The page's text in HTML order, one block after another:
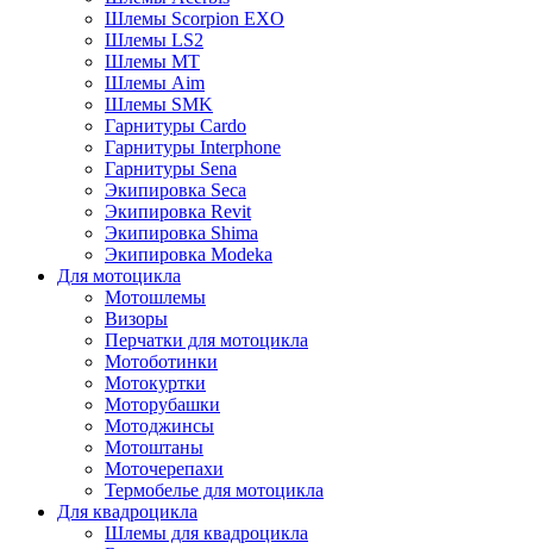
Шлемы Scorpion EXO
Шлемы LS2
Шлемы MT
Шлемы Aim
Шлемы SMK
Гарнитуры Cardo
Гарнитуры Interphone
Гарнитуры Sena
Экипировка Seca
Экипировка Revit
Экипировка Shima
Экипировка Modeka
Для мотоцикла
Мотошлемы
Визоры
Перчатки для мотоцикла
Мотоботинки
Мотокуртки
Моторубашки
Мотоджинсы
Мотоштаны
Моточерепахи
Термобелье для мотоцикла
Для квадроцикла
Шлемы для квадроцикла